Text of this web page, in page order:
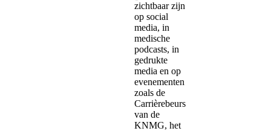
zichtbaar zijn
op social
media, in
medische
podcasts, in
gedrukte
media en op
evenementen
zoals de
Carrièrebeurs
van de
KNMG, het